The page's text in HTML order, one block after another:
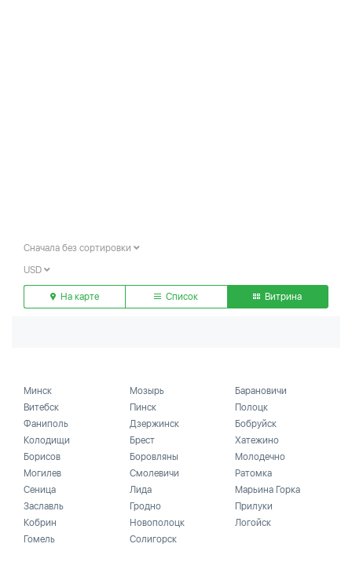
Сначала без сортировки
USD
На карте Список Витрина
Минск
Витебск
Фаниполь
Колодищи
Борисов
Могилев
Сеница
Заславль
Кобрин
Гомель
Мозырь
Пинск
Дзержинск
Брест
Боровляны
Смолевичи
Лида
Гродно
Новополоцк
Солигорск
Барановичи
Полоцк
Бобруйск
Хатежино
Молодечно
Ратомка
Марьина Горка
Прилуки
Логойск